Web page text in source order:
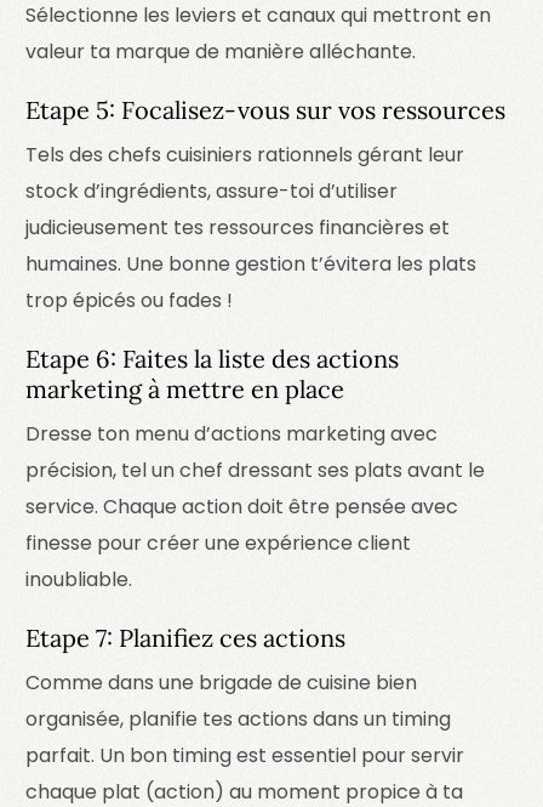
Sélectionne les leviers et canaux qui mettront en
valeur ta marque de manière alléchante.
Etape 5: Focalisez-vous sur vos ressources
Tels des chefs cuisiniers rationnels gérant leur
stock d’ingrédients, assure-toi d’utiliser
judicieusement tes ressources financières et
humaines. Une bonne gestion t’évitera les plats
trop épicés ou fades !
Etape 6: Faites la liste des actions
marketing à mettre en place
Dresse ton menu d’actions marketing avec
précision, tel un chef dressant ses plats avant le
service. Chaque action doit être pensée avec
finesse pour créer une expérience client
inoubliable.
Etape 7: Planifiez ces actions
Comme dans une brigade de cuisine bien
organisée, planifie tes actions dans un timing
parfait. Un bon timing est essentiel pour servir
chaque plat (action) au moment propice à ta